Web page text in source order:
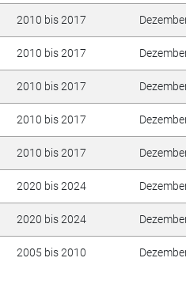
2010 bis 2017
2010 bis 2017
2010 bis 2017
2010 bis 2017
2010 bis 2017
2020 bis 2024
2020 bis 2024
2005 bis 2010